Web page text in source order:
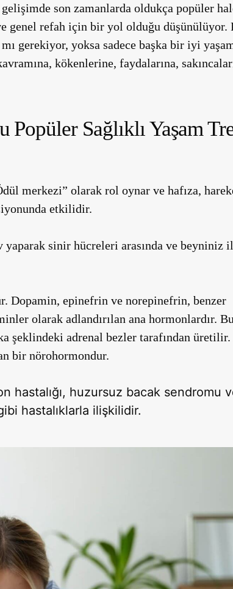
son zamanlarda oldukça popüler
genel refah için bir yol olduğu düşünülüyor.
gerekiyor, yoksa sadece başka bir iyi
kökenlerine, faydalarına,
Sağlıklı Yaşam
merkezi” olarak rol oynar ve hafıza,
etkilidir.
sinir hücreleri arasında ve beyniniz
Dopamin, epinefrin ve norepinefrin, benzer
olarak adlandırılan ana hormonlardır. Bu
şeklindeki adrenal bezler tarafından üretilir.
bir nörohormondur.
hastalığı, huzursuz bacak sendromu
hastalıklarla ilişkilidir.